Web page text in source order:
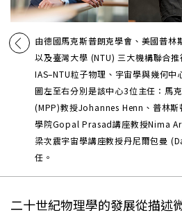
由德國馬克斯普朗克學會、美國普林
以及臺灣大學 (NTU) 三大機構聯合
IAS–NTU粒子物理、宇宙學與幾何中
圖左至右分別是該中心3位主任：馬
(MPP)教授Johannes Henn、普林斯
學院Gopal Prasad講座教授Nima
梁次震宇宙學講座教授丹尼爾包曼
任。
二十世紀物理學的發展從描述